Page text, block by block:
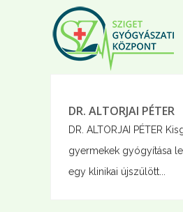
DR. ALTORJAI PÉTER
DR. ALTORJAI PÉTER
gyermekek gyógyítása
egy klinikai újszülött...